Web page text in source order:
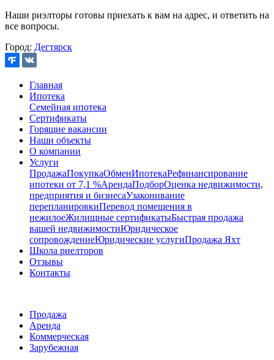
Наши риэлторы готовы приехать к вам на адрес, и ответить на
все вопросы.
Город: Дегтярск
Главная
Ипотека
Семейная ипотека
Сертификаты
Горящие вакансии
Наши объекты
О компании
Услуги
ПродажаПокупкаОбменИпотекаРефинансирование
ипотеки от 7,1 %АрендаПодборОценка недвижимости,
предприятия и бизнесаУзаконивание
перепланировкиПеревод помещения в
нежилоеЖилищные сертификатыБыстрая продажа
вашей недвижимостиЮридическое
сопровождениеЮридические услугиПродажа Яхт
Школа риелторов
Отзывы
Контакты
Продажа
Аренда
Коммерческая
Зарубежная